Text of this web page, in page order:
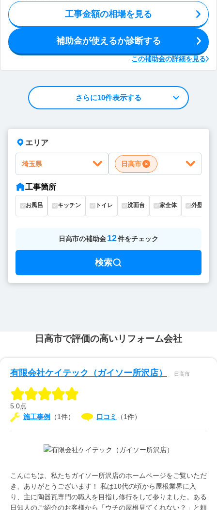
工事金額の相場を見る
補助金が使えるか診断する
この補助金の詳細を見る
さらに10件表示する
エリア
埼玉県 日高市
工事箇所
お風呂 キッチン トイレ 洗面台 家全体 外壁
日高市の補助金12件をチェック
検索
日高市で評価の高いリフォーム会社
有限会社ケイテック（ガイソー所沢店） 日高市
5.0点
施工事例
（1件） 口コミ （1件）
こんにちは、私たちガイソー所沢店のホームページをご覧いただ
き、ありがとうございます！ 私は10代の頃から屋根業界に入
り、主に陶器瓦専門の職人を目指し修行をして参りました。ある
日知人のご紹介のお客様から「ウチの屋根見てくれない？」と頼